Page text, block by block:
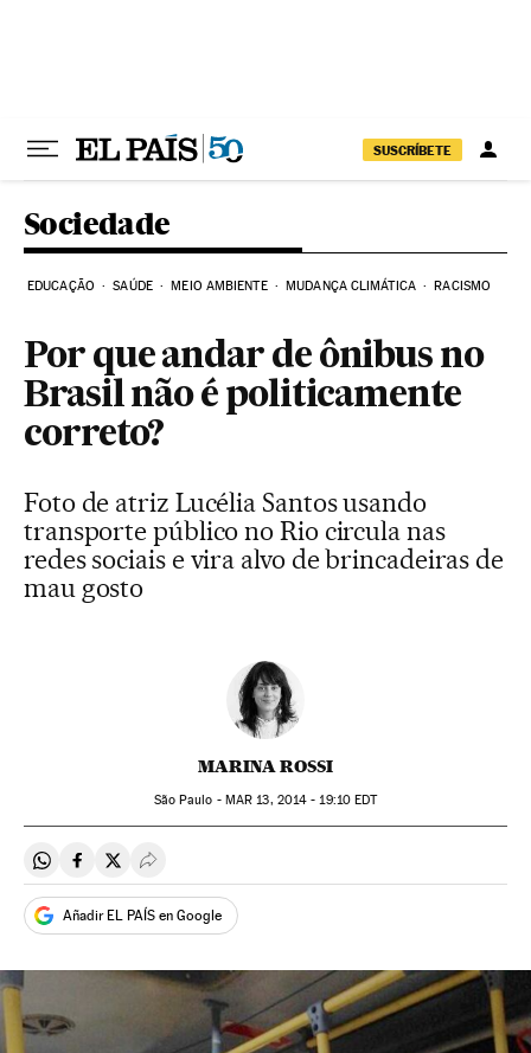
SUSCRÍBETE
Sociedade
EDUCAÇÃO SAÚDE MEIO AMBIENTE MUDANÇA CLIMÁTICA RACISMO
Por que andar de ônibus no
Brasil não é politicamente
correto?
Foto de atriz Lucélia Santos usando
transporte público no Rio circula nas
redes sociais e vira alvo de brincadeiras de
mau gosto
MARINA ROSSI
São Paulo - MAR 13, 2014 - 19:10EDT
Compartir en Whatsapp
Compartir en Facebook
Compartir en Twitter
Desplegar Redes Sociales
Añadir EL PAÍS en Google